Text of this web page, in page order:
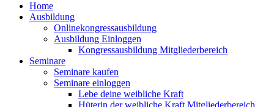
Home
Ausbildung
Onlinekongressausbildung
Ausbildung Einloggen
Kongressausbildung Mitgliederbereich
Seminare
Seminare kaufen
Seminare einloggen
Lebe deine weibliche Kraft
Hüterin der weibliche Kraft Mitgliederbereich